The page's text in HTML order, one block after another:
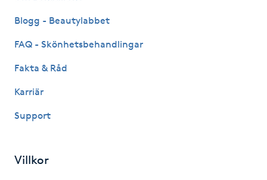
Klippning ungdom
Kostrådgivning
Blogg - Beautylabbet
FAQ - Skönhetsbehandlingar
Fakta & Råd
Karriär
Support
Villkor